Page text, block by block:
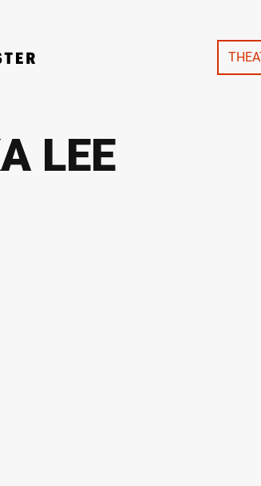
LEE